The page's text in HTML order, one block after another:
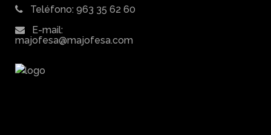
Teléfono: 963 35 62 60
E-mail:
majofesa@majofesa.com